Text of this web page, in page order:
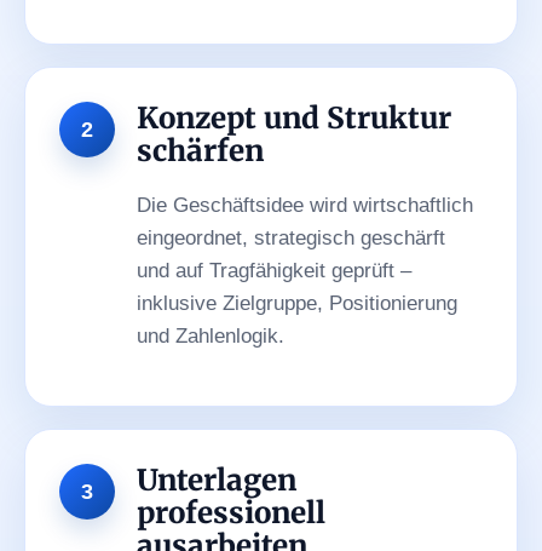
Konzept und Struktur
schärfen
Die Geschäftsidee wird wirtschaftlich
eingeordnet, strategisch geschärft
und auf Tragfähigkeit geprüft –
inklusive Zielgruppe, Positionierung
und Zahlenlogik.
Unterlagen
professionell